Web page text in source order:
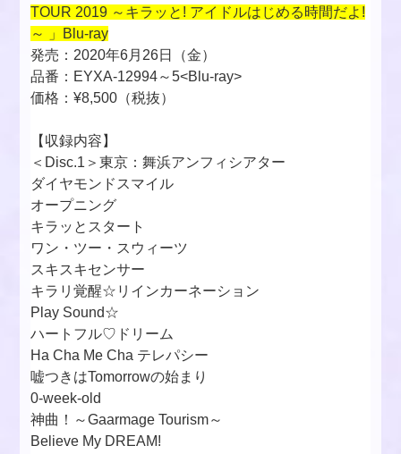
TOUR 2019 ～キラッと! アイドルはじめる時間だよ!
～ 」Blu-ray
発売：2020年6月26日（金）
品番：EYXA-12994～5<Blu-ray>
価格：¥8,500（税抜）
【収録内容】
＜Disc.1＞東京：舞浜アンフィシアター
ダイヤモンドスマイル
オープニング
キラッとスタート
ワン・ツー・スウィーツ
スキスキセンサー
キラリ覚醒☆リインカーネーション
Play Sound☆
ハートフル♡ドリーム
Ha Cha Me Cha テレパシー
嘘つきはTomorrowの始まり
0-week-old
神曲！～Gaarmage Tourism～
Believe My DREAM!